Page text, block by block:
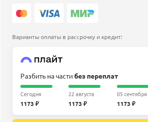
Варианты оплаты в рассрочку и кредит:
Разбить на частибез переплат
Сегодня
1173 ₽
22 августа
1173 ₽
05 сентября
1173 ₽